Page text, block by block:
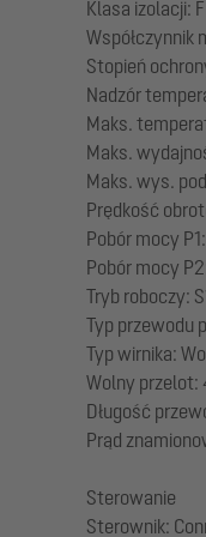
Klasa izolacji: F
Współczynnik
Stopień
Nadzór
Maks.
Maks.
Maks. wys.
Prędkość
Pobór mocy
Pobór mocy
Tryb roboczy:
Typ przewodu
Typ wirnika:
Wolny przelot:
Długość
Prąd
Sterowanie
Sterownik: